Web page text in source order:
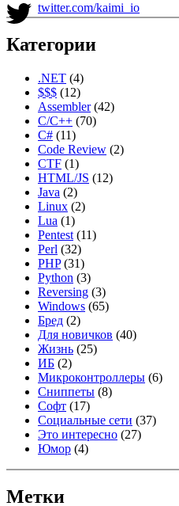
twitter.com/kaimi_io
Категории
.NET (4)
$$$ (12)
Assembler(42)
C/C++ (70)
C# (11)
Code Review (2)
CTF (1)
HTML/JS (12)
Java (2)
Linux (2)
Lua (1)
Pentest (11)
Perl (32)
PHP(31)
Python (3)
Reversing (3)
Windows (65)
Бред (2)
Для новичков (40)
Жизнь (25)
ИБ (2)
Микроконтроллеры (6)
Сниппеты (8)
Софт (17)
Социальные сети (37)
Это интересно (27)
Юмор (4)
Метки